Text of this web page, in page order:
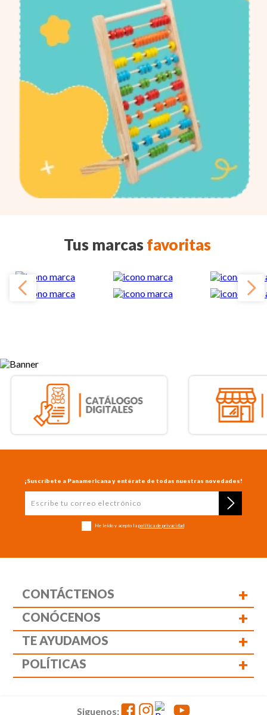
Tus marcasfavoritas
¡Suscríbete a Panamericana y entérate de todas nuestras novedades!
He leído y acepto la política de privacidad
CONTÁCTENOS +
CONÓCENOS +
TE AYUDAMOS +
POLÍTICAS +
Siguenos: